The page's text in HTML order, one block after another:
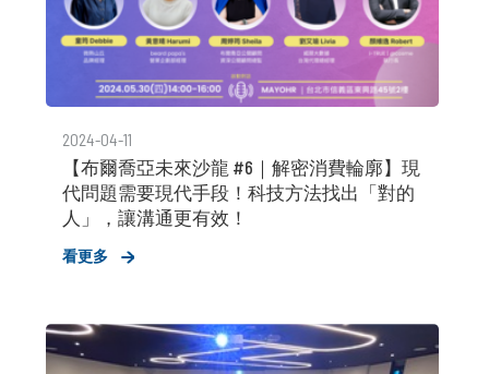
2024-04-11
【布爾喬亞未來沙龍 #6｜解密消費輪廓】現
代問題需要現代手段！科技方法找出「對的
人」，讓溝通更有效！
看更多